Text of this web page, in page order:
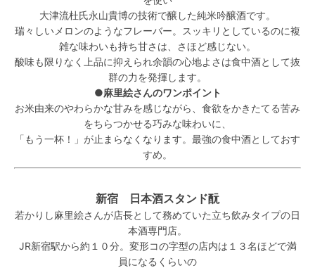
大津流杜氏永山貴博の技術で醸した純米吟醸酒です。
瑞々しいメロンのようなフレーバー。スッキリとしているのに複
雑な味わいも持ち甘さは、さほど感じない。
酸味も限りなく上品に抑えられ余韻の心地よさは食中酒として抜
群の力を発揮します。
●麻里絵さんのワンポイント
お米由来のやわらかな甘みを感じながら、食欲をかきたてる苦み
をちらつかせる巧みな味わいに、
「もう一杯！」が止まらなくなります。最強の食中酒としておす
すめ。
新宿 日本酒スタンド酛
若かりし麻里絵さんが店長として務めていた立ち飲みタイプの日
本酒専門店。
JR新宿駅から約１０分。変形コの字型の店内は１３名ほどで満
員になるくらいの